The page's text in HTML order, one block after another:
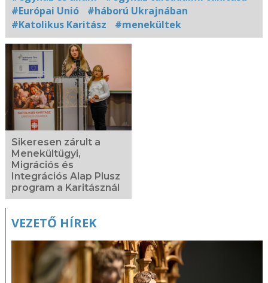
#Európai Unió
#háború Ukrajnában
#Katolikus Karitász
#menekültek
Kapcsolódó
fotógaléria
Sikeresen zárult a
Menekültügyi,
Migrációs és
Integrációs Alap Plusz
program a Karitásznál
VEZETŐ HÍREK